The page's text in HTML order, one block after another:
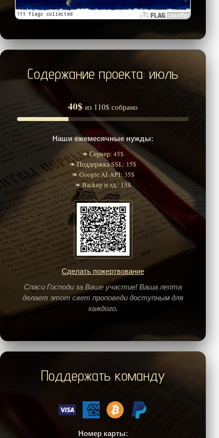
Содержание проекта: июль
40$ из 110$ собрано
Наши ежемесячные нужды:
❧ Сервер: 45$
❧ Поддержка SSL: 15$
❧ Google AI API: 35$
❧ Backup и тд.: 15$
Сделать пожертвование
Спаси Господи за Ваше участие! Ваша лепта
делает этот свет проповеди доступным для
каждого.
Поддержать команду
Номер карты: